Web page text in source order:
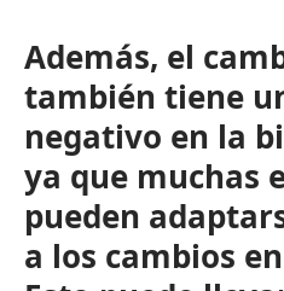
Además, el
también tiene
negativo en la
ya que muchas
pueden
a los cambios